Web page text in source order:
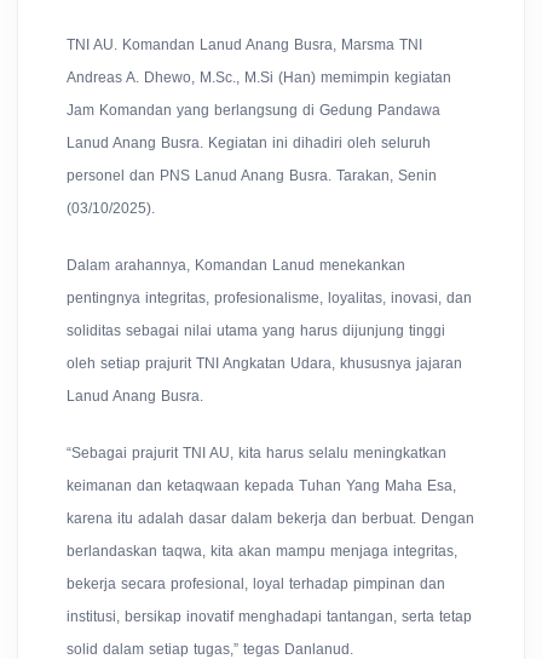
TNI AU. Komandan Lanud Anang Busra, Marsma TNI
Andreas A. Dhewo, M.Sc., M.Si (Han) memimpin kegiatan
Jam Komandan yang berlangsung di Gedung Pandawa
Lanud Anang Busra. Kegiatan ini dihadiri oleh seluruh
personel dan PNS Lanud Anang Busra. Tarakan, Senin
(03/10/2025).
Dalam arahannya, Komandan Lanud menekankan
pentingnya integritas, profesionalisme, loyalitas, inovasi, dan
soliditas sebagai nilai utama yang harus dijunjung tinggi
oleh setiap prajurit TNI Angkatan Udara, khususnya jajaran
Lanud Anang Busra.
“Sebagai prajurit TNI AU, kita harus selalu meningkatkan
keimanan dan ketaqwaan kepada Tuhan Yang Maha Esa,
karena itu adalah dasar dalam bekerja dan berbuat. Dengan
berlandaskan taqwa, kita akan mampu menjaga integritas,
bekerja secara profesional, loyal terhadap pimpinan dan
institusi, bersikap inovatif menghadapi tantangan, serta tetap
solid dalam setiap tugas,” tegas Danlanud.